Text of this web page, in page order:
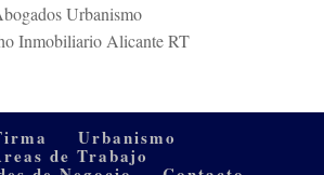
Urbanismo
Inmobiliario Alicante RT
Urbanismo
de Trabajo